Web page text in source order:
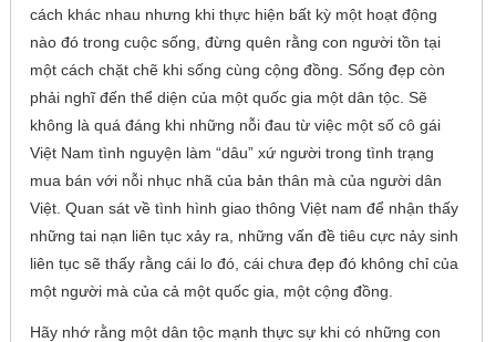
cách khác nhau nhưng khi thực hiện bất kỳ một hoạt động
nào đó trong cuộc sống, đừng quên rằng con người tồn tại
một cách chặt chẽ khi sống cùng cộng đồng. Sống đẹp còn
phải nghĩ đến thể diện của một quốc gia một dân tộc. Sẽ
không là quá đáng khi những nỗi đau từ việc một số cô gái
Việt Nam tình nguyện làm “dâu” xứ người trong tình trạng
mua bán với nỗi nhục nhã của bản thân mà của người dân
Việt. Quan sát về tình hình giao thông Việt nam để nhận thấy
những tai nạn liên tục xảy ra, những vấn đề tiêu cực nảy sinh
liên tục sẽ thấy rằng cái lo đó, cái chưa đẹp đó không chỉ của
một người mà của cả một quốc gia, một cộng đồng.
Hãy nhớ rằng một dân tộc mạnh thực sự khi có những con